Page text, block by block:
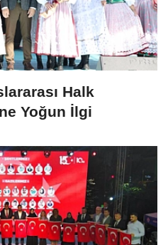
Halk
Yoğun İlgi